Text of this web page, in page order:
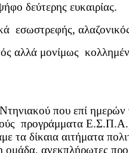
δεύτερης ευκαιρίας.
εσωστρεφής,
αλλά μονίμως
που επί ημερών
προγράμματα Ε.Σ.Π.Α.,
τα δίκαια αιτήματα
ομάδα, ανεκπλήρωτες